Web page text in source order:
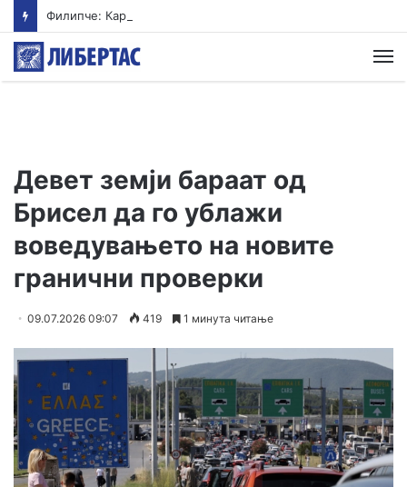
Девет земји бараат од
Брисел да го ублажи
воведувањето на новите
гранични проверки
09.07.2026 09:07 419 1 минута читање